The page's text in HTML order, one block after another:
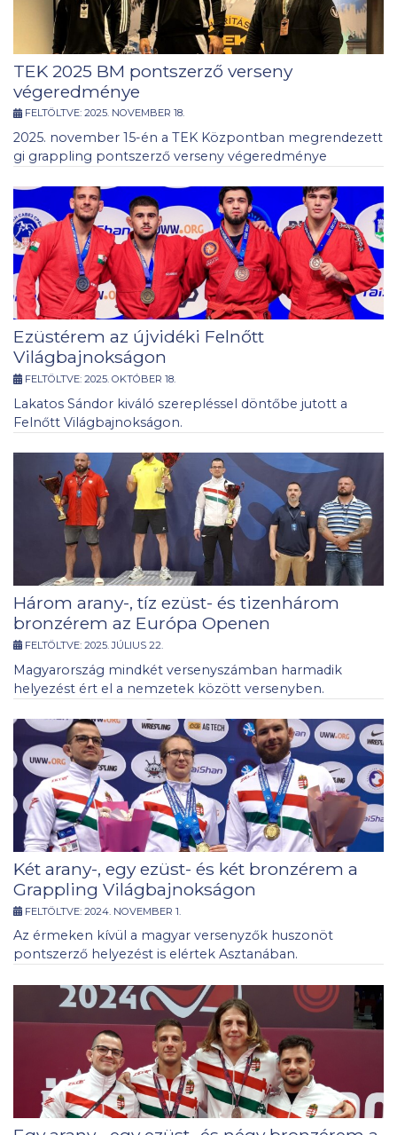
TEK 2025 BM pontszerző verseny
végeredménye
FELTÖLTVE: 2025. NOVEMBER 18.
2025. november 15-én a TEK Központban megrendezett
gi grappling pontszerző verseny végeredménye
Ezüstérem az újvidéki Felnőtt
Világbajnokságon
FELTÖLTVE: 2025. OKTÓBER 18.
Lakatos Sándor kiváló szerepléssel döntőbe jutott a
Felnőtt Világbajnokságon.
Három arany-, tíz ezüst- és tizenhárom
bronzérem az Európa Openen
FELTÖLTVE: 2025. JÚLIUS 22.
Magyarország mindkét versenyszámban harmadik
helyezést ért el a nemzetek között versenyben.
Két arany-, egy ezüst- és két bronzérem a
Grappling Világbajnokságon
FELTÖLTVE: 2024. NOVEMBER 1.
Az érmeken kívül a magyar versenyzők huszonöt
pontszerző helyezést is elértek Asztanában.